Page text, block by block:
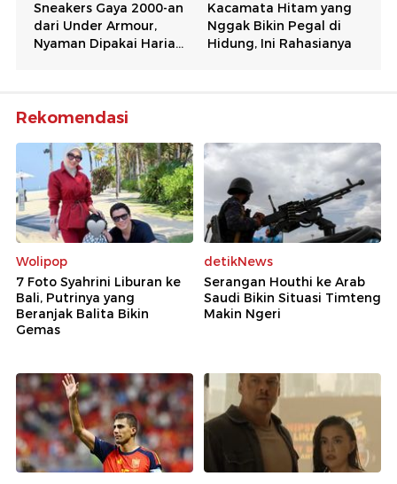
Rekomendasi
Wolipop
7 Foto Syahrini Liburan ke
Bali, Putrinya yang
Beranjak Balita Bikin
Gemas
detikNews
Serangan Houthi ke Arab
Saudi Bikin Situasi Timteng
Makin Ngeri